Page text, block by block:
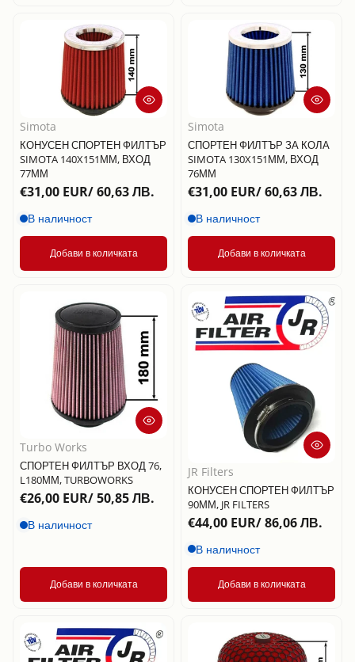
Simota
КОНУСЕН СПОРТЕН ФИЛТЪР
SIMOTA 140X151ММ, ВХОД
77ММ
€31,00 EUR/ 60,63 ЛВ.
В наличност
Добави в количката
Simota
СПОРТЕН ФИЛТЪР ЗА КОЛА
SIMOTA 130X151ММ, ВХОД
76ММ
€31,00 EUR/ 60,63 ЛВ.
В наличност
Добави в количката
Turbo Works
СПОРТЕН ФИЛТЪР ВХОД 76,
L180ММ, TURBOWORKS
€26,00 EUR/ 50,85 ЛВ.
В наличност
Добави в количката
JR Filters
КОНУСЕН СПОРТЕН ФИЛТЪР
90ММ, JR FILTERS
€44,00 EUR/ 86,06 ЛВ.
В наличност
Добави в количката